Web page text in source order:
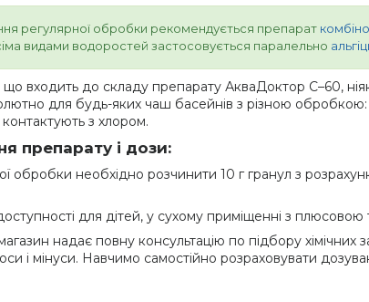
регулярної обробки рекомендується препарат
видами водоростей застосовується паралельно
входить до складу препарату АкваДоктор C–60,
для будь-яких чаш басейнів з різною обробкою:
з хлором.
препарату і дози:
обробки необхідно розчинити 10 г гранул з
для дітей, у сухому приміщенні з
надає повну консультацію по підбору
і мінуси. Навчимо самостійно розраховувати